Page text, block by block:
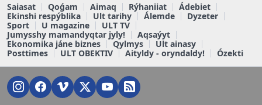
Saiasat Qoǵam Aimaq Rýhaniiat
Ádebiet
Ekinshi respýblika
Ult tarihy Álemde
Dyzeter
Sport
U magazine
ULT TV
Jumysshy mamandyqtar jyly!
Aqsaýyt
Ekonomika jáne biznes
Qylmys
Ult ainasy
Posttimes
ULT OBEKTIV Aityldy - oryndaldy! Ózekti